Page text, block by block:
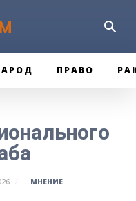
ПРАВО
МНЕНИЕ